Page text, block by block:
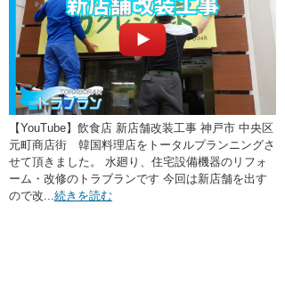
【YouTube】飲食店 新店舗改装工事 神戸市 中央区
元町商店街 韓国料理店をトータルプランニングさ
せて頂きました。 水廻り、住宅設備機器のリフォ
ーム・改修のトラブランです 今回は新店舗を出す
ので改... 続きを読む